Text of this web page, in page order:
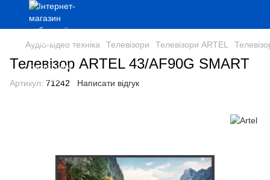
Аудіо-відео техніка Телевізори Телевізори ARTEL
Телевізор ARTEL 43/AF90G SMART
Артикул: 71242 Написати відгук